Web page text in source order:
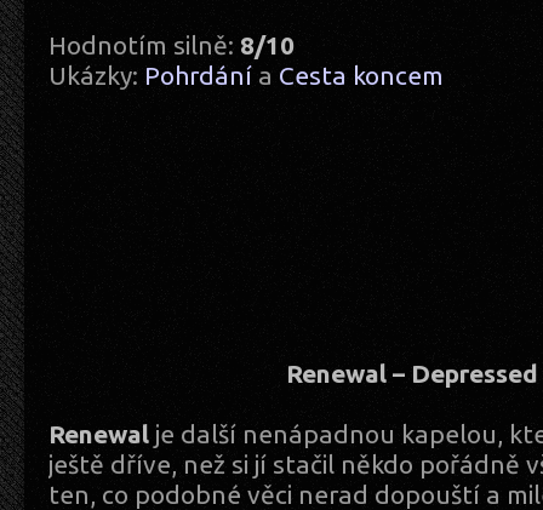
Hodnotím silně: 8/10
Ukázky: Pohrdání a Cesta koncem
Renewal – Depressed
Renewal je další nenápadnou kapelou,
ještě dříve, než si jí stačil někdo pořádně
ten, co podobné věci nerad dopouští a